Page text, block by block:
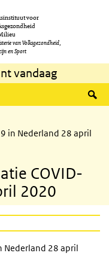
voor
van Volksgezondheid,
en Sport
vandaag
in Nederland 28 april
COVID-
2020
Nederland 28 april